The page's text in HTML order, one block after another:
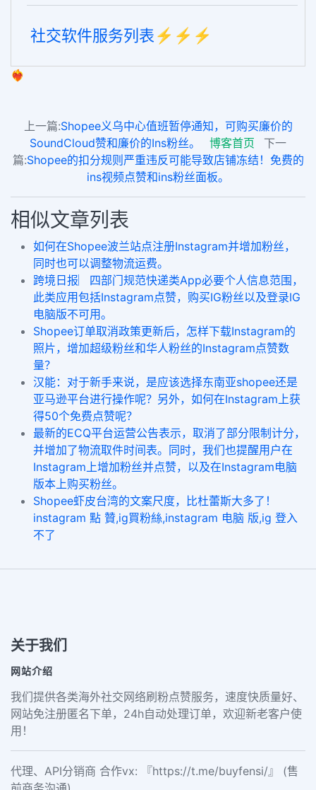
社交软件服务列表⚡️⚡️⚡️
❤️‍🔥
上一篇:Shopee义乌中心值班暂停通知，可购买廉价的
SoundCloud赞和廉价的Ins粉丝。
博客首页
下一
篇:Shopee的扣分规则严重违反可能导致店铺冻结！免费的
ins视频点赞和ins粉丝面板。
相似文章列表
如何在Shopee波兰站点注册Instagram并增加粉丝，
同时也可以调整物流运费。
跨境日报︳四部门规范快递类App必要个人信息范围，
此类应用包括Instagram点赞，购买IG粉丝以及登录IG
电脑版不可用。
Shopee订单取消政策更新后，怎样下载Instagram的
照片，增加超级粉丝和华人粉丝的Instagram点赞数
量？
汉能：对于新手来说，是应该选择东南亚shopee还是
亚马逊平台进行操作呢？另外，如何在Instagram上获
得50个免费点赞呢？
最新的ECQ平台运营公告表示，取消了部分限制计分，
并增加了物流取件时间表。同时，我们也提醒用户在
Instagram上增加粉丝并点赞，以及在Instagram电脑
版本上购买粉丝。
Shopee虾皮台湾的文案尺度，比杜蕾斯大多了！
instagram 點 贊,ig買粉絲,instagram 电脑 版,ig 登入
不了
关于我们
网站介绍
我们提供各类海外社交网络刷粉点赞服务，速度快质量好、
网站免注册匿名下单，24h自动处理订单，欢迎新老客户使
用！
代理、API分销商 合作vx: 『https://t.me/buyfensi/』 (售